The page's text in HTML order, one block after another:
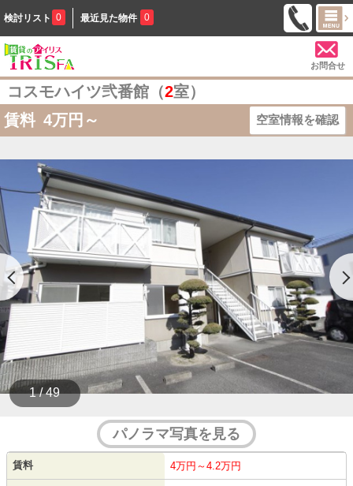
検討リスト 0 最近見た物件 0
お問合せ
コスモハイツ弐番館（2室）
賃料 4万円～ 空室情報を確認
1 / 49
パノラマ写真を見る
賃料 4万円～4.2万円